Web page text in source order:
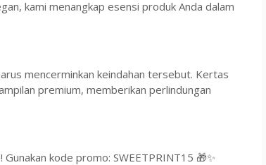
kami menangkap esensi produk Anda dalam
mencerminkan keindahan tersebut. Kertas
premium, memberikan perlindungan
kode promo: SWEETPRINT15 🎁✨